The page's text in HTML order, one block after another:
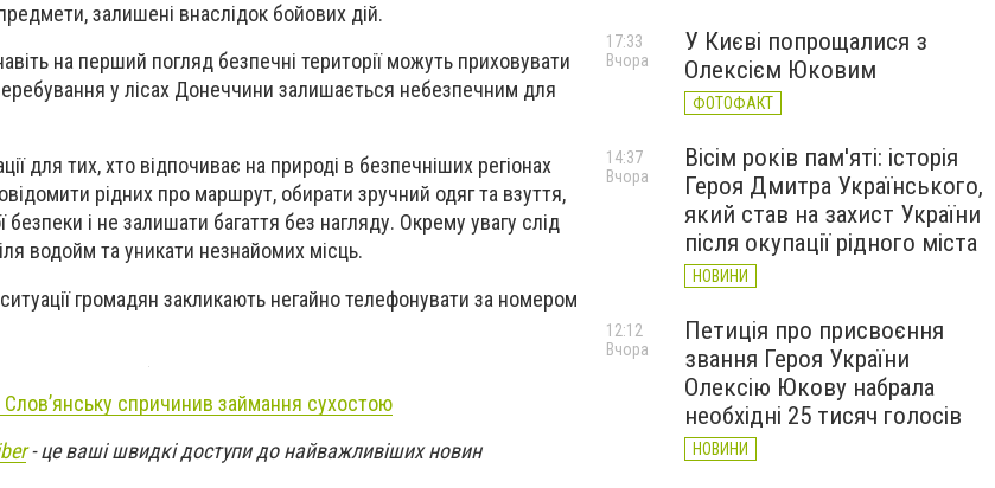
залишені внаслідок бойових дій.
на перший погляд безпечні території можуть приховувати
у лісах Донеччини залишається небезпечним для
для тих, хто відпочиває на природі в безпечніших регіонах
рідних про маршрут, обирати зручний одяг та взуття,
і не залишати багаття без нагляду. Окрему увагу слід
водойм та уникати незнайомих місць.
громадян закликають негайно телефонувати за номером
спричинив займання сухостою
- це ваші швидкі доступи до найважливіших новин
У Києві попрощалися з
Олексієм Юковим
ФОТОФАКТ
17:33
Вчора
Вісім років пам'яті: історія
Героя Дмитра Українського,
який став на захист України
після окупації рідного міста
НОВИНИ
14:37
Вчора
Петиція про присвоєння
звання Героя України
Олексію Юкову набрала
необхідні 25 тисяч голосів
НОВИНИ
12:12
Вчора